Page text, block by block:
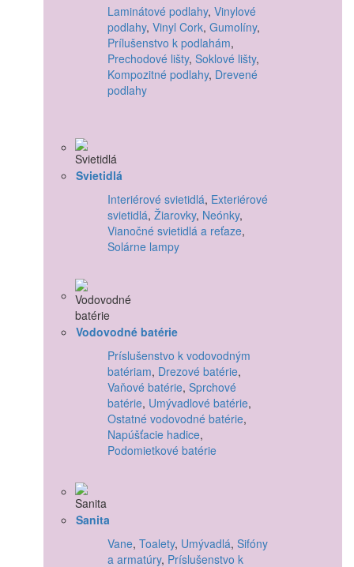
Laminátové podlahy, Vinylové
podlahy, Vinyl Cork, Gumolíny,
Prílušenstvo k podlahám,
Prechodové lišty, Soklové lišty,
Kompozitné podlahy, Drevené
podlahy
Svietidlá
Interiérové svietidlá, Exteriérové
svietidlá, Žiarovky, Neónky,
Vianočné svietidlá a reťaze,
Solárne lampy
Vodovodné batérie
Príslušenstvo k vodovodným
batériam, Drezové batérie,
Vaňové batérie, Sprchové
batérie, Umývadlové batérie,
Ostatné vodovodné batérie,
Napúšťacie hadice,
Podomietkové batérie
Sanita
Vane, Toalety, Umývadlá, Sifóny
a armatúry, Príslušenstvo k